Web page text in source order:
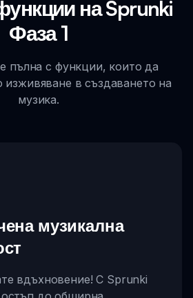
на Sprunki
Фаза 1
пълна с функции, които да
в създаването на
музика.
музикална
вдъхновение! С Sprunki